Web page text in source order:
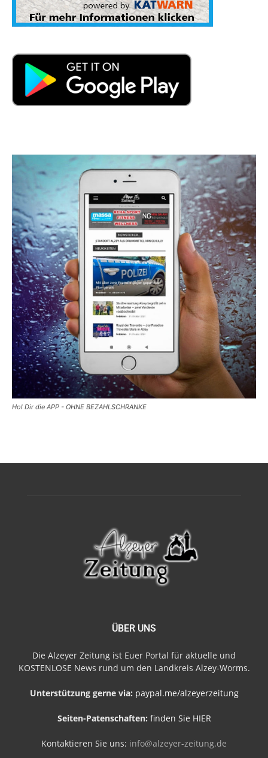
Hol Dir die APP - OHNE BEZAHLSCHRANKE
ÜBER UNS
Die Alzeyer Zeitung ist Euer Portal für aktuelle und
KOSTENLOSE News rund um den Landkreis Alzey-Worms.
Unterstützung gerne via: paypal.me/alzeyerzeitung
Seiten-Patenschaften: finden Sie HIER
Kontaktieren Sie uns: info@alzeyer-zeitung.de